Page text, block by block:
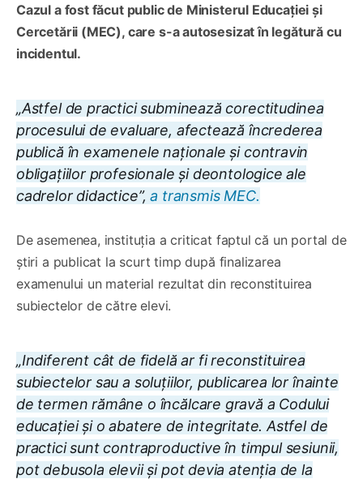
Cazul a fost făcut public de Ministerul Educației și
Cercetării (MEC), care s-a autosesizat în legătură cu
incidentul.
„Astfel de practici subminează corectitudinea
procesului de evaluare, afectează încrederea
publică în examenele naționale și contravin
obligațiilor profesionale și deontologice ale
cadrelor didactice”, a transmis MEC.
De asemenea, instituția a criticat faptul că un portal de
știri a publicat la scurt timp după finalizarea
examenului un material rezultat din reconstituirea
subiectelor de către elevi.
„Indiferent cât de fidelă ar fi reconstituirea
subiectelor sau a soluțiilor, publicarea lor înainte
de termen rămâne o încălcare gravă a Codului
educației și o abatere de integritate. Astfel de
practici sunt contraproductive în timpul sesiunii,
pot debusola elevii și pot devia atenția de la